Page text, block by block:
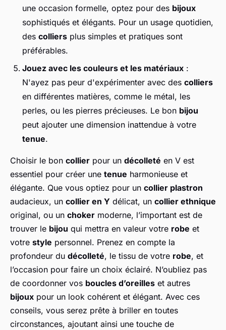
une occasion formelle, optez pour des bijoux
sophistiqués et élégants. Pour un usage quotidien,
des colliers plus simples et pratiques sont
préférables.
Jouez avec les couleurs et les matériaux :
N'ayez pas peur d'expérimenter avec des colliers
en différentes matières, comme le métal, les
perles, ou les pierres précieuses. Le bon bijou
peut ajouter une dimension inattendue à votre
tenue.
Choisir le bon collier pour un décolleté en V est
essentiel pour créer une tenue harmonieuse et
élégante. Que vous optiez pour un collier plastron
audacieux, un collier en Y délicat, un collier ethnique
original, ou un choker moderne, l’important est de
trouver le bijou qui mettra en valeur votre robe et
votre style personnel. Prenez en compte la
profondeur du décolleté, le tissu de votre robe, et
l’occasion pour faire un choix éclairé. N’oubliez pas
de coordonner vos boucles d’oreilles et autres
bijoux pour un look cohérent et élégant. Avec ces
conseils, vous serez prête à briller en toutes
circonstances, ajoutant ainsi une touche de